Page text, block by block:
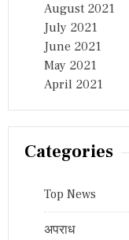
August 2021
July 2021
June 2021
May 2021
April 2021
Categories
Top News
अपराध